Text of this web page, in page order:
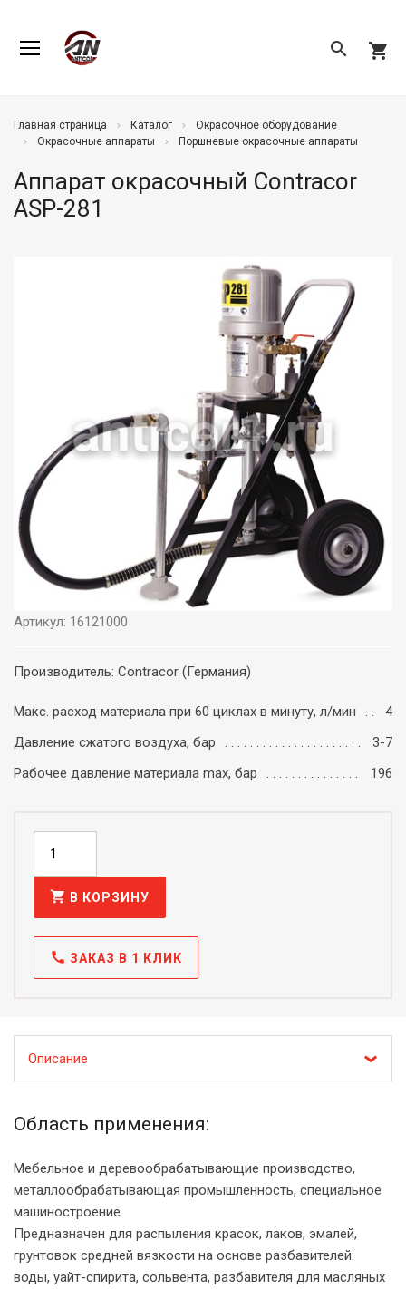
search shopping_cart
Главная страница Каталог
Окрасочное оборудование
Окрасочные аппараты
Поршневые окрасочные аппараты
Аппарат окрасочный Contracor
ASP-281
Артикул: 16121000
Производитель: Contracor (Германия)
Макс. расход материала при 60 циклах в минуту, л/мин
4
Давление сжатого воздуха, бар
3-7
Рабочее давление материала max, бар
196
shopping_cart В КОРЗИНУ
call ЗАКАЗ В 1 КЛИК
Описание
Область применения:
Мебельное и деревообрабатывающие производство,
металлообрабатывающая промышленность, специальное
машиностроение.
Предназначен для распыления красок, лаков, эмалей,
грунтовок средней вязкости на основе разбавителей:
воды, уайт-спирита, сольвента, разбавителя для масляных